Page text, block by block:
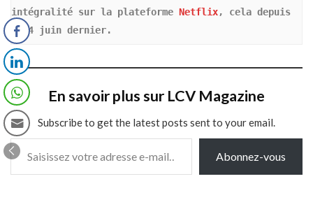
intégralité sur la plateforme Netflix, cela depuis
le 4 juin dernier.
En savoir plus sur LCV Magazine
Subscribe to get the latest posts sent to your email.
Saisissez votre adresse e-mail…
Abonnez-vous